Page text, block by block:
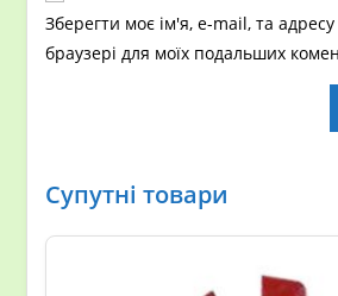
Зберегти моє ім'я, e-mail, та
браузері для моїх подальших
Супутні товари